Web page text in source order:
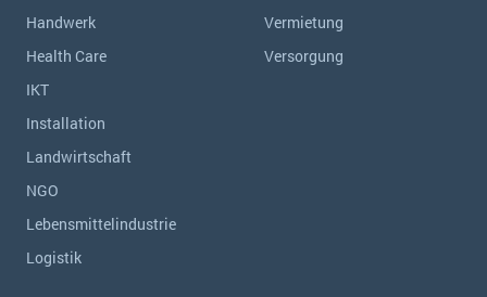
Handwerk
Health Care
IKT
Installation
Landwirtschaft
NGO
Lebensmittelindustrie
Logistik
Vermietung
Versorgung